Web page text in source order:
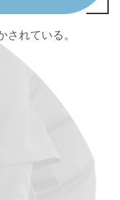
されている。